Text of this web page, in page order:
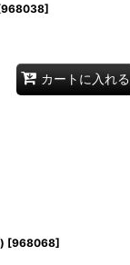
968038]
カートに入れる
[968068]